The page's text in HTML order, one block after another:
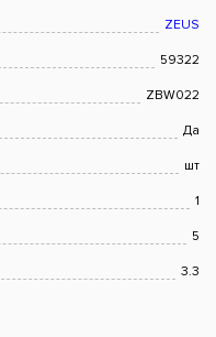
ZEUS
59322
ZBW022
Да
шт
1
5
3.3